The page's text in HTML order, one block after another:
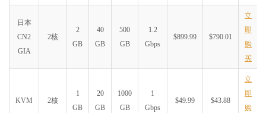
日本
CN2
GIA
2核
2
GB
40
GB
500
GB
1.2
Gbps
$899.99 $790.01
立
即
购
买
KVM 2核
1
GB
20
GB
1000
GB
1
Gbps
$49.99 $43.88
立
即
购